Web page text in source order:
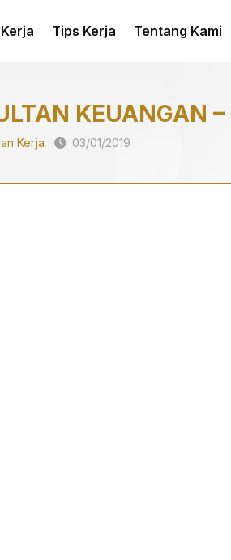
Tips Kerja Tentang Kami
KEUANGAN
Kerja 03/01/2019